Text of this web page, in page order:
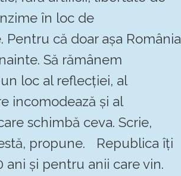
în loc de
Pentru că doar așa România
Să rămânem
loc al reflecției, al
incomodează și al
schimbă ceva. Scrie,
propune. Republica îți
ani și pentru anii care vin.